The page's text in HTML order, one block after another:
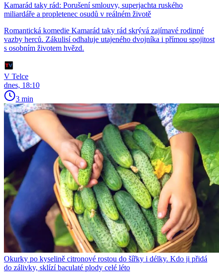
Kamarád taky rád: Porušení smlouvy, superjachta ruského
miliardáře a propletenec osudů v reálném životě
Romantická komedie Kamarád taky rád skrývá zajímavé rodinné
vazby herců. Zákulisí odhaluje utajeného dvojníka i přímou spojitost
s osobním životem hvězd.
V Telce
dnes, 18:10
3 min
Okurky po kyselině citronové rostou do šířky i délky. Kdo ji přidá
do zálivky, sklízí baculaté plody celé léto